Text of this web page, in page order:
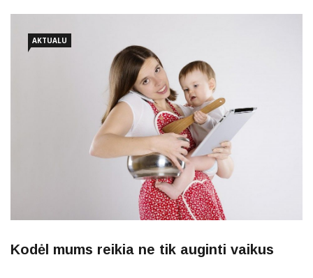
keliami? Jums padės tikrai
AKTUALU
Kodėl mums reikia ne tik auginti vaikus